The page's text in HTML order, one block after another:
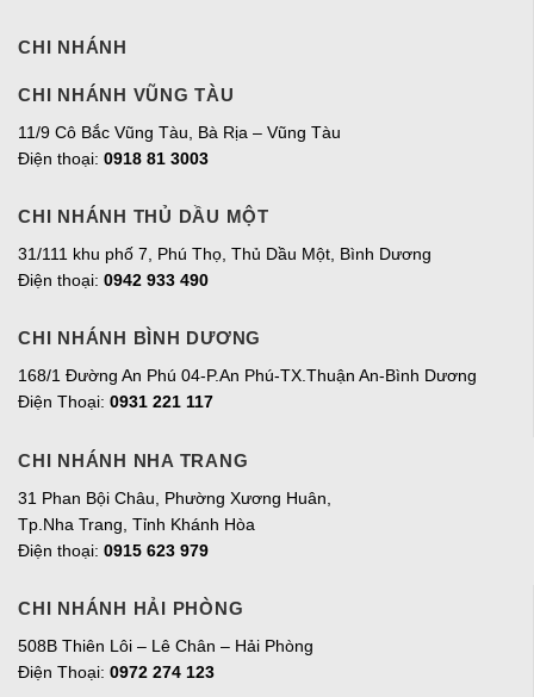
CHI NHÁNH
CHI NHÁNH VŨNG TÀU
11/9 Cô Bắc Vũng Tàu, Bà Rịa – Vũng Tàu
Điện thoại: 0918 81 3003
CHI NHÁNH THỦ DẦU MỘT
31/111 khu phố 7, Phú Thọ, Thủ Dầu Một, Bình Dương
Điện thoại: 0942 933 490
CHI NHÁNH BÌNH DƯƠNG
168/1 Đường An Phú 04-P.An Phú-TX.Thuận An-Bình Dương
Điện Thoại: 0931 221 117
CHI NHÁNH NHA TRANG
31 Phan Bội Châu, Phường Xương Huân,
Tp.Nha Trang, Tỉnh Khánh Hòa
Điện thoại: 0915 623 979
CHI NHÁNH HẢI PHÒNG
508B Thiên Lôi – Lê Chân – Hải Phòng
Điện Thoại: 0972 274 123